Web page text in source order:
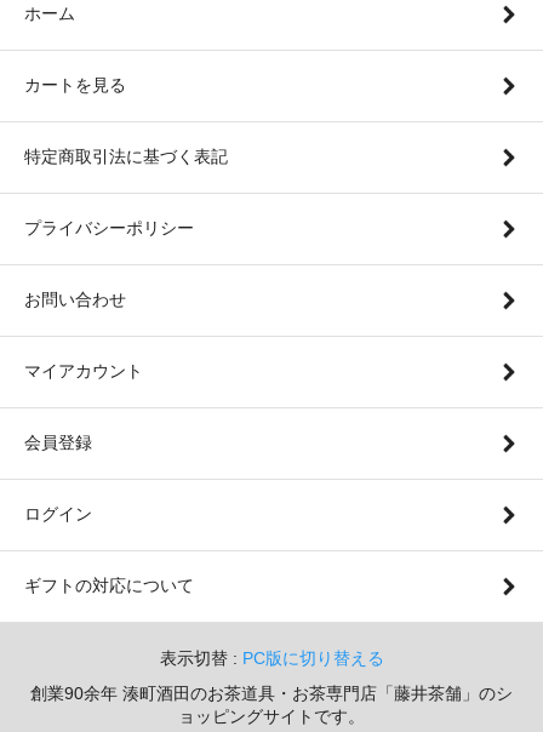
ホーム
カートを見る
特定商取引法に基づく表記
プライバシーポリシー
お問い合わせ
マイアカウント
会員登録
ログイン
ギフトの対応について
表示切替 : PC版に切り替える
創業90余年 湊町酒田のお茶道具・お茶専門店「藤井茶舗」のシ
ョッピングサイトです。